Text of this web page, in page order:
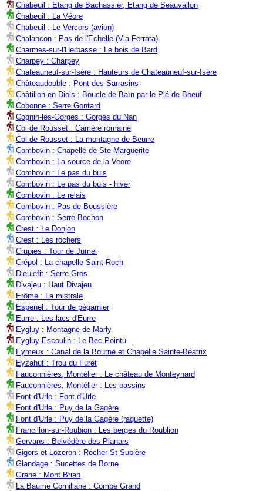
Chabeuil : Etang de Bachassier, Etang de Beauvallon
Chabeuil : La Véore
Chabeuil : Le Vercors (avion)
Chalancon : Pas de l'Echelle (Via Ferrata)
Charmes-sur-l'Herbasse : Le bois de Bard
Charpey : Charpey
Chateauneuf-sur-Isère : Hauteurs de Chateauneuf-sur-Isère
Châteaudouble : Pont des Sarrasins
Châtillon-en-Diois : Boucle de Baïn par le Pié de Boeuf
Cobonne : Serre Gontard
Cognin-les-Gorges : Gorges du Nan
Col de Rousset : Carrière romaine
Col de Rousset : La montagne de Beurre
Combovin : Chapelle de Ste Marguerite
Combovin : La source de la Veore
Combovin : Le pas du buis
Combovin : Le pas du buis - hiver
Combovin : Le relais
Combovin : Pas de Boussière
Combovin : Serre Bochon
Crest : Le Donjon
Crest : Les rochers
Crupies : Tour de Jumel
Crépol : La chapelle Saint-Roch
Dieulefit : Serre Gros
Divajeu : Haut Divajeu
Erôme : La mistrale
Espenel : Tour de pégarnier
Eurre : Les lacs d'Eurre
Eygluy : Montagne de Marly
Eygluy-Escoulin : Le Bec Pointu
Eymeux : Canal de la Bourne et Chapelle Sainte-Béatrix
Eyzahut : Trou du Furet
Fauconnières, Montélier : Le château de Monteynard
Fauconnières, Montélier : Les bassins
Font d'Urle : Font d'Urle
Font d'Urle : Puy de la Gagère
Font d'Urle : Puy de la Gagère (raquette)
Francillon-sur-Roubion : Les berges du Roublion
Gervans : Belvédère des Planars
Gigors et Lozeron : Rocher St Supière
Glandage : Sucettes de Borne
Grane : Mont Brian
La Baume Cornillane : Combe Grand